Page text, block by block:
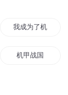
我成为了机甲师
机甲战国